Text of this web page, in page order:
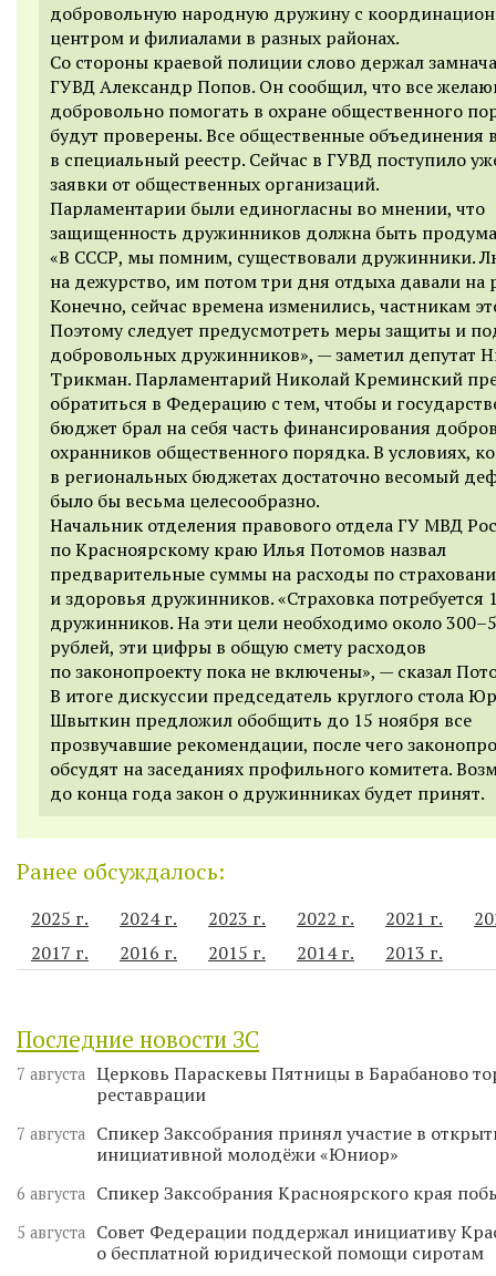
добровольную народную дружину с
центром и филиалами в разных районах.
Со стороны краевой полиции слово держал
ГУВД Александр Попов. Он сообщил, что все
добровольно помогать в охране общественного
будут проверены. Все общественные объединения
в специальный реестр. Сейчас в ГУВД поступило
заявки от общественных организаций.
Парламентарии были единогласны во мнении, что
защищенность дружинников должна быть
«В СССР, мы помним, существовали дружинники.
на дежурство, им потом три дня отдыха давали на
Конечно, сейчас времена изменились, частникам
Поэтому следует предусмотреть меры защиты и
добровольных дружинников», — заметил депутат
Трикман. Парламентарий Николай Креминский
обратиться в Федерацию с тем, чтобы и
бюджет брал на себя часть финансирования
охранников общественного порядка. В условиях,
в региональных бюджетах достаточно весомый
было бы весьма целесообразно.
Начальник отделения правового отдела ГУ МВД
по Красноярскому краю Илья Потомов назвал
предварительные суммы на расходы по
и здоровья дружинников. «Страховка потребуется
дружинников. На эти цели необходимо около
рублей, эти цифры в общую смету расходов
по законопроекту пока не включены», — сказал
В итоге дискуссии председатель круглого стола
Швыткин предложил обобщить до 15 ноября все
прозвучавшие рекомендации, после чего
обсудят на заседаниях профильного комитета.
до конца года закон о дружинниках будет принят.
Ранее обсуждалось:
2025 г. 2024 г. 2023 г. 2022 г. 2021 г.
2017 г.
2016 г. 2015 г. 2014 г. 2013 г.
Последние новости ЗС
7 августа Церковь Параскевы Пятницы в Барабаново
реставрации
7 августа
Спикер Заксобрания принял участие в
инициативной молодёжи «Юниор»
6 августа Спикер Заксобрания Красноярского края
5 августа
Совет Федерации поддержал инициативу
о бесплатной юридической помощи сиротам